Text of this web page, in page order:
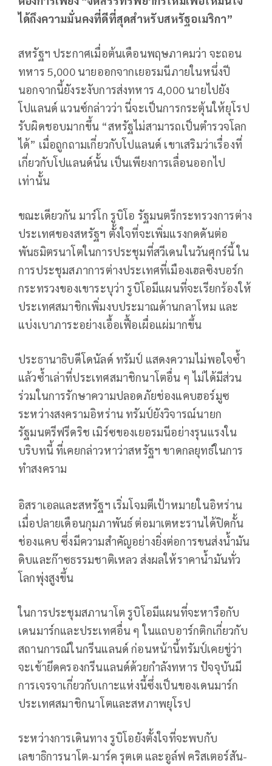
ได้ถึงความมั่นคงที่ดีที่สุดสำหรับสหรัฐอเมริกา”
สหรัฐฯ ประกาศเมื่อต้นเดือนพฤษภาคมว่า จะถอน
ทหาร 5,000 นายออกจากเยอรมนีภายในหนึ่งปี
นอกจากนี้ยังระงับการส่งทหาร 4,000 นายไปยัง
โปแลนด์ แวนซ์กล่าวว่า นี่จะเป็นการกระตุ้นให้ยุโรป
รับผิดชอบมากขึ้น “สหรัฐไม่สามารถเป็นตำรวจโลก
ได้” เมื่อถูกถามเกี่ยวกับโปแลนด์ เขาเสริมว่าเรื่องที่
เกี่ยวกับโปแลนด์นั้น เป็นเพียงการเลื่อนออกไป
เท่านั้น
ขณะเดียวกัน มาร์โก รูบิโอ รัฐมนตรีกระทรวงการต่าง
ประเทศของสหรัฐฯ ตั้งใจที่จะเพิ่มแรงกดดันต่อ
พันธมิตรนาโตในการประชุมที่สวีเดนในวันศุกร์นี้ ใน
การประชุมสภาการต่างประเทศที่เมืองเฮลซิงบอร์ก
กระทรวงของเขาระบุว่า รูบิโอมีแผนที่จะเรียกร้องให้
ประเทศสมาชิกเพิ่มงบประมาณด้านกลาโหม และ
แบ่งเบาภาระอย่างเอื้อเฟื้อเผื่อแผ่มากขึ้น
ประธานาธิบดีโดนัลด์ ทรัมป์ แสดงความไม่พอใจซ้ำ
แล้วซ้ำเล่าที่ประเทศสมาชิกนาโตอื่น ๆ ไม่ได้มีส่วน
ร่วมในการรักษาความปลอดภัยช่องแคบฮอร์มูซ
ระหว่างสงครามอิหร่าน ทรัมป์ยังวิจารณ์นายก
รัฐมนตรีฟรีดริช เมิร์ซของเยอรมนีอย่างรุนแรงใน
บริบทนี้ ที่เคยกล่าวหาว่าสหรัฐฯ ขาดกลยุทธ์ในการ
ทำสงคราม
อิสราเอลและสหรัฐฯ เริ่มโจมตีเป้าหมายในอิหร่าน
เมื่อปลายเดือนกุมภาพันธ์ ต่อมาเตหะรานได้ปิดกั้น
ช่องแคบ ซึ่งมีความสำคัญอย่างยิ่งต่อการขนส่งน้ำมัน
ดิบและก๊าซธรรมชาติเหลว ส่งผลให้ราคาน้ำมันทั่ว
โลกพุ่งสูงขึ้น
ในการประชุมสภานาโต รูบิโอมีแผนที่จะหารือกับ
เดนมาร์กและประเทศอื่น ๆ ในแถบอาร์กติกเกี่ยวกับ
สถานการณ์ในกรีนแลนด์ ก่อนหน้านี้ทรัมป์เคยขู่ว่า
จะเข้ายึดครองกรีนแลนด์ด้วยกำลังทหาร ปัจจุบันมี
การเจรจาเกี่ยวกับเกาะแห่งนี้ซึ่งเป็นของเดนมาร์ก
ประเทศสมาชิกนาโตและสหภาพยุโรป
ระหว่างการเดินทาง รูบิโอยังตั้งใจที่จะพบกับ
เลขาธิการนาโต-มาร์ค รุตเต และอูล์ฟ คริสเตอร์สัน-